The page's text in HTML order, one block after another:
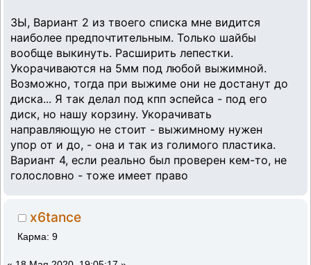
ЗЫ, Вариант 2 из твоего списка мне видится
наиболее предпочтительным. Только шайбы
вообще выкинуть. Расширить лепестки.
Укорачиваются на 5мм под любой выжимной.
Возможно, тогда при выжиме они не достанут до
диска... Я так делал под кпп эспейса - под его
диск, но нашу корзину. Укорачивать
направляющую не стоит - выжимному нужен
упор от и до, - она и так из голимого пластика.
Вариант 4, если реально был проверен кем-то, не
голословно - тоже имеет право
x6tance
Карма: 9